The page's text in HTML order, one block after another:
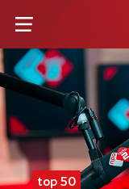
top 50